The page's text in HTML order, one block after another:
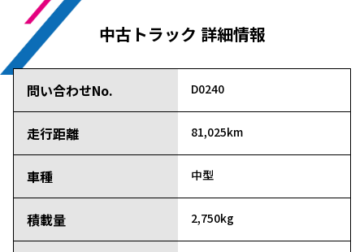
中古トラック 詳細情報
問い合わせNo. D0240
走行距離 81,025km
車種 中型
積載量 2,750kg